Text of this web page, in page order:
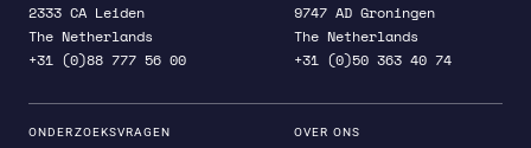
2333 CA Leiden
The Netherlands
+31 (0)88 777 56 00
9747 AD Groningen
The Netherlands
+31 (0)50 363 40 74
ONDERZOEKSVRAGEN OVER ONS